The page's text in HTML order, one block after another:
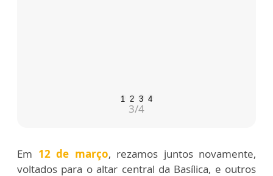
1 2 3 4
3/4
Em 12 de março, rezamos juntos novamente,
voltados para o altar central da Basílica, e outros